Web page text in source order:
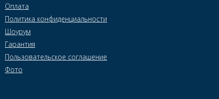
Оплата
Политика конфиденциальности
Шоурум
Гарантия
Пользовательское соглашение
Фото